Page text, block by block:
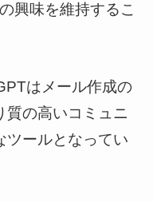
興味を維持するこ
はメール作成の
質の高いコミュニ
ツールとなってい